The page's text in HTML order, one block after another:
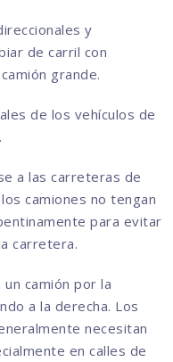
y
de carril con
grande.
de los vehículos de
a las carreteras de
camiones no tengan
para evitar
carretera.
camión por la
a la derecha. Los
necesitan
en calles de